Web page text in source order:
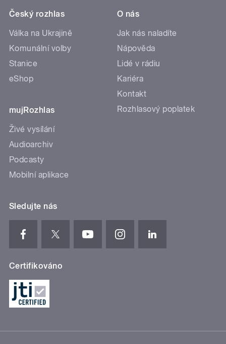
Český rozhlas
Válka na Ukrajině
Komunální volby
Stanice
eShop
mujRozhlas
Živé vysílání
Audioarchiv
Podcasty
Mobilní aplikace
O nás
Jak nás naladíte
Nápověda
Lidé v rádiu
Kariéra
Kontakt
Rozhlasový poplatek
Sledujte nás
Certifikováno